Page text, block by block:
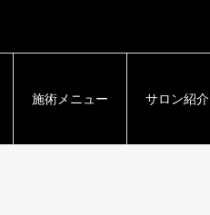
施術メニュー サロン紹介